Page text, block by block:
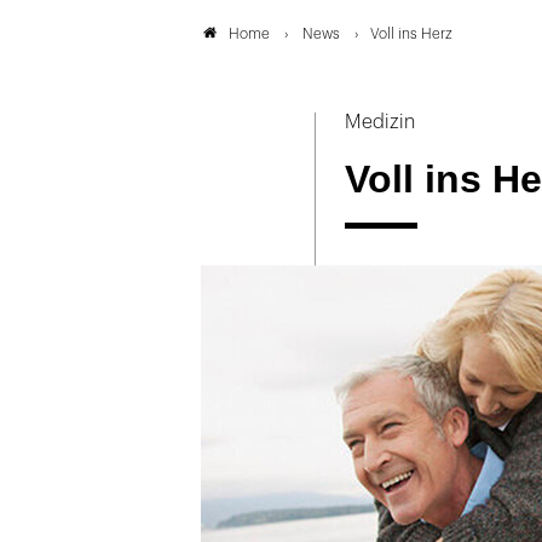
Home News Voll ins Herz
Medizin
Voll ins